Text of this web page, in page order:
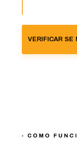
VERIFICAR SE